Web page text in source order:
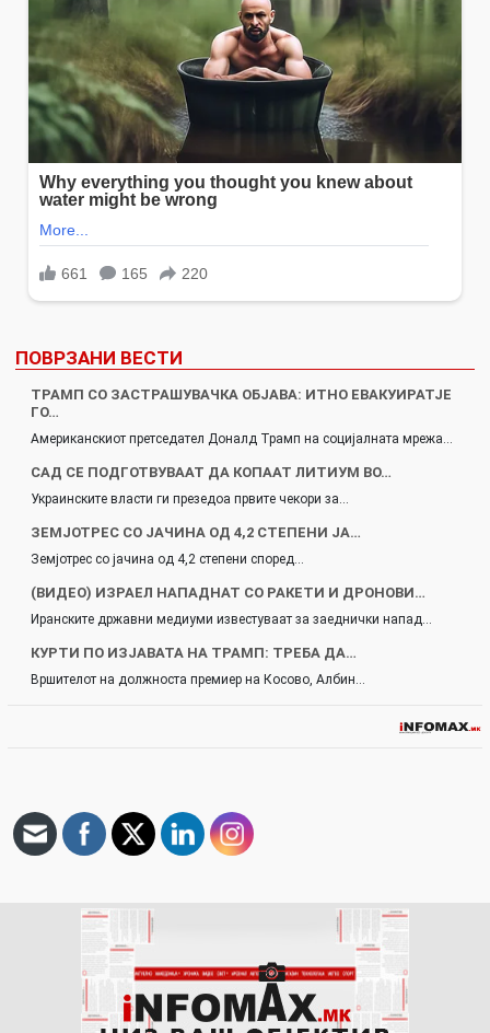
ПОВРЗАНИ ВЕСТИ
ТРАМП СО ЗАСТРАШУВАЧКА ОБЈАВА: ИТНО ЕВАКУИРАТЈЕ
ГО…
Американскиот претседател Доналд Трамп на социјалната мрежа…
САД СЕ ПОДГОТВУВААТ ДА КОПААТ ЛИТИУМ ВО…
Украинските власти ги презедоа првите чекори за…
ЗЕМЈОТРЕС СО ЈАЧИНА ОД 4,2 СТЕПЕНИ ЈА…
Земјотрес со јачина од 4,2 степени според…
(ВИДЕО) ИЗРАЕЛ НАПАДНАТ СО РАКЕТИ И ДРОНОВИ…
Иранските државни медиуми известуваат за заеднички напад…
КУРТИ ПО ИЗЈАВАТА НА ТРАМП: ТРЕБА ДА…
Вршителот на должноста премиер на Косово, Албин…